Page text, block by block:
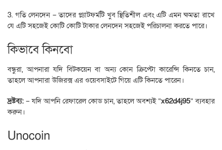
3. গতি লেনদেন – তাদের প্ল্যাটফর্মটি খুব স্থিতিশীল এবং এটি এমন ক্ষমতা রাখে
যে এটি সহজেই কোটি কোটি টাকার লেনদেন সহজেই পরিচালনা করতে পারে।
কিভাবে কিনবো
বন্ধুরা, আপনারা যদি বিটকয়েন বা অন্য কোন ক্রিপ্টো কারেন্সি কিনতে চান,
তাহলে আপনারা উজিরক্স এর ওয়েবসাইটে গিয়ে এটি কিনতে পারেন।
দ্রষ্টব্য: – যদি আপনি রেফারেল কোড চান, তাহলে অবশ্যই “x62d4j95” ব্যবহার
করুন।
Unocoin